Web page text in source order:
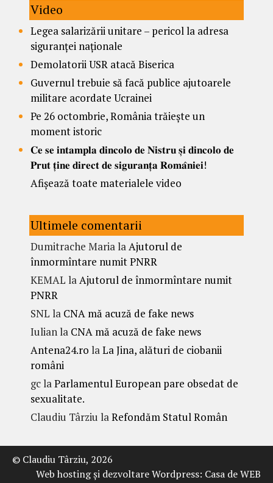
Video
Legea salarizării unitare – pericol la adresa
siguranței naționale
Demolatorii USR atacă Biserica
Guvernul trebuie să facă publice ajutoarele
militare acordate Ucrainei
Pe 26 octombrie, România trăiește un
moment istoric
𝐂𝐞 𝐬𝐞 𝐢𝐧𝐭𝐚𝐦𝐩𝐥𝐚 𝐝𝐢𝐧𝐜𝐨𝐥𝐨 𝐝𝐞 𝐍𝐢𝐬𝐭𝐫𝐮 𝐬̦𝐢 𝐝𝐢𝐧𝐜𝐨𝐥𝐨 𝐝𝐞
𝐏𝐫𝐮𝐭 𝐭̦𝐢𝐧𝐞 𝐝𝐢𝐫𝐞𝐜𝐭 𝐝𝐞 𝐬𝐢𝐠𝐮𝐫𝐚𝐧𝐭̦𝐚 𝐑𝐨𝐦𝐚̂𝐧𝐢𝐞𝐢!
Afișează toate materialele video
Ultimele comentarii
Dumitrache Maria la Ajutorul de
înmormîntare numit PNRR
KEMAL la Ajutorul de înmormîntare numit
PNRR
SNL la CNA mă acuză de fake news
Iulian la CNA mă acuză de fake news
Antena24.ro la La Jina, alături de ciobanii
români
gcla Parlamentul European pare obsedat de
sexualitate.
Claudiu Târziu la Refondăm Statul Român
© Claudiu Târziu, 2026
Web hosting şi dezvoltare Wordpress: Casa de WEB